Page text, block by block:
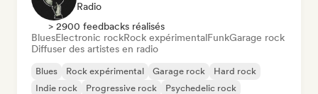
Radio
> 2900 feedbacks réalisés
BluesElectronic rockRock expérimentalFunkGarage rock
Diffuser des artistes en radio
Blues Rock expérimental Garage rock
Hard rock
Indie rock
Progressive rock
Psychedelic rock